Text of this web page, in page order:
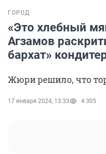
ГОРОД
«Это хлебный
Агзамов
бархат»
Жюри решило, что
17 января 2024, 13:33 4 305